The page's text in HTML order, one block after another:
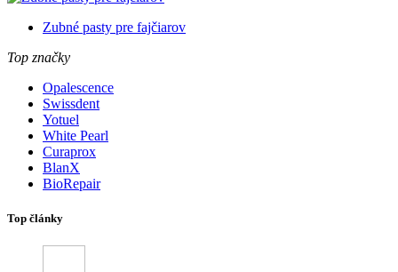
Zubné pasty pre fajčiarov
Top značky
Opalescence
Swissdent
Yotuel
White Pearl
Curaprox
BlanX
BioRepair
Top články